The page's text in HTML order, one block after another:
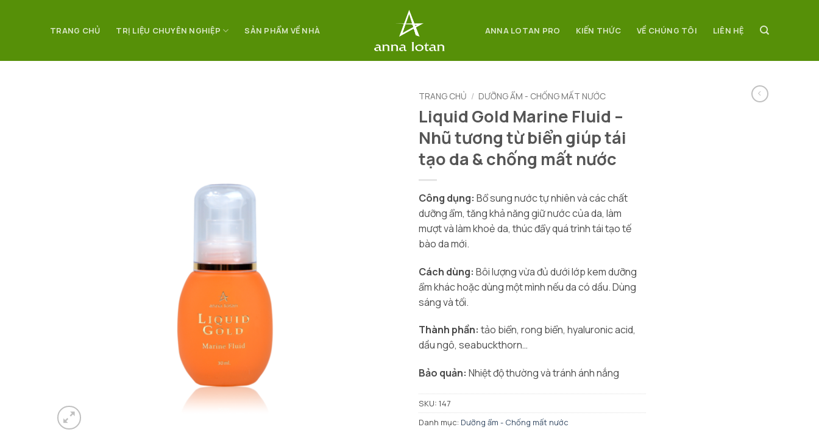
TRANG CHỦ TRỊ LIỆU CHUYÊN NGHIỆP SẢN PHẨM VỀ NHÀ ANNA LOTAN PRO KIẾN THỨC VỀ CHÚNG TÔI LIÊN HỆ
TRANG CHỦ / DƯỠNG ẨM - CHỐNG MẤT NƯỚC
Liquid Gold Marine Fluid –
Nhũ tương từ biển giúp tái
tạo da & chống mất nước
Công dụng: Bổ sung nước tự nhiên và các chất
dưỡng ẩm, tăng khả năng giữ nước của da, làm
mượt và làm khoẻ da, thúc đẩy quá trình tái tạo tế
bào da mới.
Cách dùng: Bôi lượng vừa đủ dưới lớp kem dưỡng
ẩm khác hoặc dùng một mình nếu da có dầu. Dùng
sáng và tối.
Thành phần: tảo biển, rong biển, hyaluronic acid,
dầu ngô, seabuckthorn…
Bảo quản: Nhiệt độ thường và tránh ánh nắng
SKU: 147
Danh mục: Dưỡng ẩm - Chống mất nước